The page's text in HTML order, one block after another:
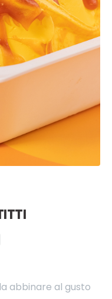
abbinare al gusto